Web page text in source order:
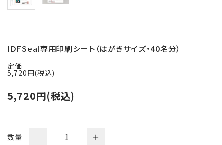
プライバシーポリシー
お問い合わせ
IDFSeal専用印刷シート（はがきサイズ・40名分）
定価
5,720円(税込)
5,720円(税込)
数量 － ＋